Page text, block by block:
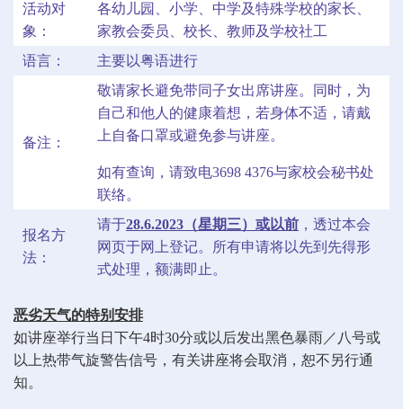
活动对
象：
各幼儿园、小学、中学及特殊学校的家长、
家教会委员、校长、教师及学校社工
语言：
主要以粤语进行
备注：
敬请家长避免带同子女出席讲座。同时，为
自己和他人的健康着想，若身体不适，请戴
上自备口罩或避免参与讲座。
如有查询，请致电3698 4376与家校会秘书处
联络。
报名方
法：
请于28.6.2023（星期三）或以前 ，透过本会
网页于网上登记。所有申请将以先到先得形
式处理，额满即止。
恶劣天气的特别安排
如讲座举行当日下午4时30分或以后发出黑色暴雨／八号或
以上热带气旋警告信号，有关讲座将会取消，恕不另行通
知。